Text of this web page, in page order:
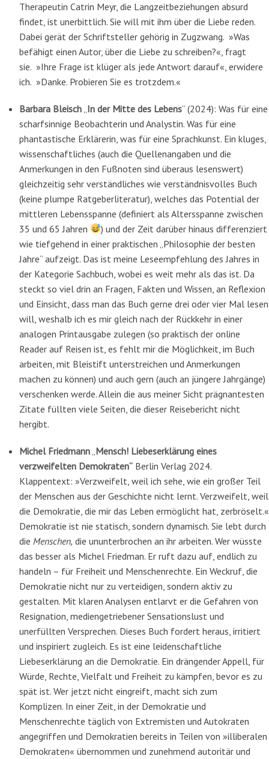
Therapeutin Catrin Meyr, die Langzeitbeziehungen absurd
findet, ist unerbittlich. Sie will mit ihm über die Liebe reden.
Dabei gerät der Schriftsteller gehörig in Zugzwang. »Was
befähigt einen Autor, über die Liebe zu schreiben?«, fragt
sie. »Ihre Frage ist klüger als jede Antwort darauf«, erwidere
ich. »Danke. Probieren Sie es trotzdem.«
Barbara Bleisch In der Mitte des Lebens“ (2024): Was für eine
scharfsinnige Beobachterin und Analystin. Was für eine
phantastische Erklärerin, was für eine Sprachkunst. Ein kluges,
wissenschaftliches (auch die Quellenangaben und die
Anmerkungen in den Fußnoten sind überaus lesenswert)
gleichzeitig sehr verständliches wie verständnisvolles Buch
(keine plumpe Ratgeberliteratur), welches das Potential der
mittleren Lebensspanne (definiert als Altersspanne zwischen
35 und 65 Jahren
) und der Zeit darüber hinaus differenziert
wie tiefgehend in einer praktischen „Philosophie der besten
Jahre“ aufzeigt. Das ist meine Leseempfehlung des Jahres in
der Kategorie Sachbuch, wobei es weit mehr als das ist. Da
steckt so viel drin an Fragen, Fakten und Wissen, an Reflexion
und Einsicht, dass man das Buch gerne drei oder vier Mal lesen
will, weshalb ich es mir gleich nach der Rückkehr in einer
analogen Printausgabe zulegen (so praktisch der online
Reader auf Reisen ist, es fehlt mir die Möglichkeit, im Buch
arbeiten, mit Bleistift unterstreichen und Anmerkungen
machen zu können) und auch gern (auch an jüngere Jahrgänge)
verschenken werde. Allein die aus meiner Sicht prägnantesten
Zitate füllten viele Seiten, die dieser Reisebericht nicht
hergibt.
Michel Friedmann Mensch! Liebeserklärung eines
verzweifelten Demokraten“ Berlin Verlag 2024.
Klappentext: »Verzweifelt, weil ich sehe, wie ein großer Teil
der Menschen aus der Geschichte nicht lernt. Verzweifelt, weil
die Demokratie, die mir das Leben ermöglicht hat, zerbröselt.«
Demokratie ist nie statisch, sondern dynamisch. Sie lebt durch
die Menschen, die ununterbrochen an ihr arbeiten. Wer wüsste
das besser als Michel Friedman. Er ruft dazu auf, endlich zu
handeln – für Freiheit und Menschenrechte. Ein Weckruf, die
Demokratie nicht nur zu verteidigen, sondern aktiv zu
gestalten. Mit klaren Analysen entlarvt er die Gefahren von
Resignation, mediengetriebener Sensationslust und
unerfüllten Versprechen. Dieses Buch fordert heraus, irritiert
und inspiriert zugleich. Es ist eine leidenschaftliche
Liebeserklärung an die Demokratie. Ein drängender Appell, für
Würde, Rechte, Vielfalt und Freiheit zu kämpfen, bevor es zu
spät ist. Wer jetzt nicht eingreift, macht sich zum
Komplizen. In einer Zeit, in der Demokratie und
Menschenrechte täglich von Extremisten und Autokraten
angegriffen und Demokratien bereits in Teilen von »illiberalen
Demokraten« übernommen und zunehmend autoritär und